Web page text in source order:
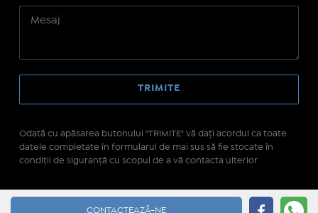
CONTACTEAZĂ-NE
Odată cu apăsarea butonului "TRIMITE" vă daţi acordul ca toate
datele completate în formularul de mai sus să fie stocate în
condiţii de siguranţă cu scopul de a vă contacta ulterior.
IMOPEDIA.ro - Anunțuri